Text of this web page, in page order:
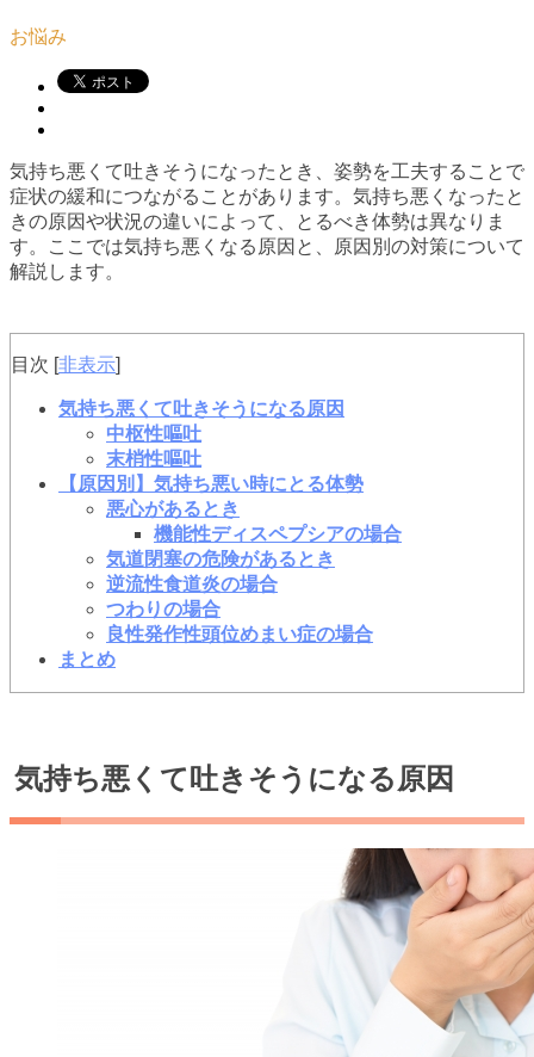
お悩み
気持ち悪くて吐きそうになったとき、姿勢を工夫することで
症状の緩和につながることがあります。気持ち悪くなったと
きの原因や状況の違いによって、とるべき体勢は異なりま
す。ここでは気持ち悪くなる原因と、原因別の対策について
解説します。
目次 [非表示]
気持ち悪くて吐きそうになる原因
中枢性嘔吐
末梢性嘔吐
【原因別】気持ち悪い時にとる体勢
悪心があるとき
機能性ディスペプシアの場合
気道閉塞の危険があるとき
逆流性食道炎の場合
つわりの場合
良性発作性頭位めまい症の場合
まとめ
気持ち悪くて吐きそうになる原因